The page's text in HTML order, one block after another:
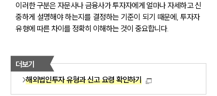
이러한 구분은 자문사나 금융사가 투자자에게 얼마나 자세하고 신
중하게 설명해야 하는지를 결정하는 기준이 되기 때문에, 투자자
유형에 따른 차이를 정확히 이해하는 것이 중요합니다.
더보기
해외법인투자 유형과 신고 요령 확인하기